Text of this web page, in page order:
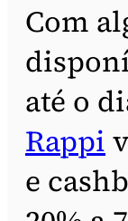
Com
até o
Rappi
e